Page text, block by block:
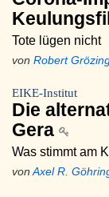
Tote lügen nicht
von Robert
EIKE-Institut
Die
Gera
Was stimmt am
von Axel R.